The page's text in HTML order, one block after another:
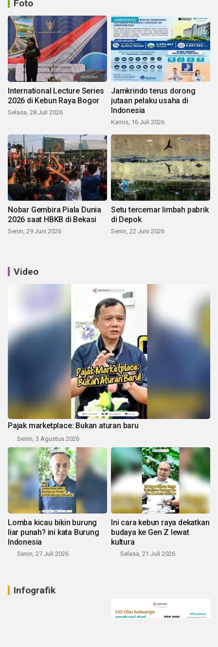
Foto
International Lecture Series
2026 di Kebun Raya Bogor
Selasa, 28 Juli 2026
Jamkrindo terus dorong
jutaan pelaku usaha di
Indonesia
Kamis, 16 Juli 2026
Nobar Gembira Piala Dunia
2026 saat HBKB di Bekasi
Senin, 29 Juni 2026
Setu tercemar limbah pabrik
di Depok
Senin, 22 Juni 2026
Video
Pajak marketplace: Bukan aturan baru
Senin, 3 Agustus 2026
Lomba kicau bikin burung
liar punah? ini kata Burung
Indonesia
Senin, 27 Juli 2026
Ini cara kebun raya dekatkan
budaya ke Gen Z lewat
kultura
Selasa, 21 Juli 2026
Infografik